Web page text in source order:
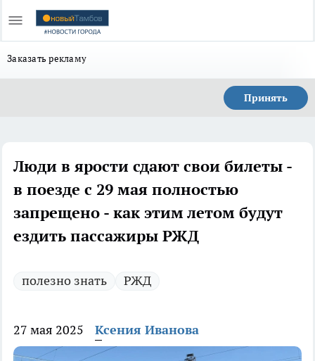
Заказать рекламу
Принять
Люди в ярости сдают свои билеты -
в поезде с 29 мая полностью
запрещено - как этим летом будут
ездить пассажиры РЖД
полезно знать РЖД
27 мая 2025 Ксения Иванова